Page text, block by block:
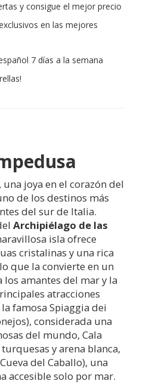
y consigue el mejor precio
en las mejores
7 días a la semana
, una joya en el corazón del
de los destinos más
del sur de Italia.
Archipiélago de las
isla ofrece
cristalinas y una rica
que la convierte en un
amantes del mar y la
atracciones
famosa Spiaggia dei
considerada una
del mundo, Cala
y arena blanca,
del Caballo), una
accesible solo por mar.